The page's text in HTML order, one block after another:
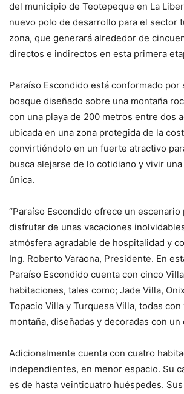
del municipio de Teotepeque en La
nuevo polo de desarrollo para el sector
zona, que generará alrededor de
directos e indirectos en esta primera
Paraíso Escondido está conformado por
bosque diseñado sobre una montaña
con una playa de 200 metros entre dos
ubicada en una zona protegida de la
convirtiéndolo en un fuerte atractivo
busca alejarse de lo cotidiano y vivir
única.
“Paraíso Escondido ofrece un
disfrutar de unas vacaciones
atmósfera agradable de hospitalidad y
Ing. Roberto Varaona, Presidente. En
Paraíso Escondido cuenta con cinco
habitaciones, tales como; Jade Villa,
Topacio Villa y Turquesa Villa, todas con
montaña, diseñadas y decoradas con
Adicionalmente cuenta con cuatro
independientes, en menor espacio. Su
es de hasta veinticuatro huéspedes.